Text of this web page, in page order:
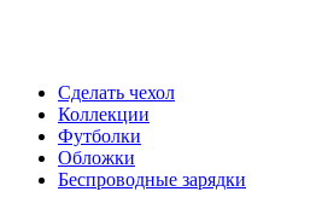
Сделать чехол
Коллекции
Футболки
Обложки
Беспроводные зарядки